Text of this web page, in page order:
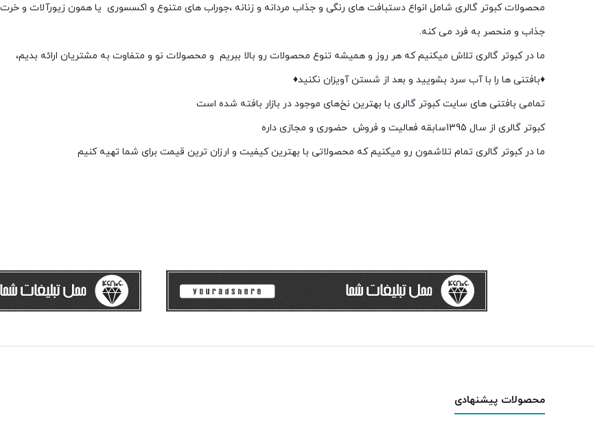
محصولات کبوتر گالری شامل انواع دستبافت های رنگی و جذاب مردانه و زنانه ،جوراب های متنوع و اکسسوری یا همون زیورآلات و
جذاب و منحصر به فرد می کنه.
ما در کبوتر گالری تلاش میکنیم که هر روز و همیشه تنوع محصولات رو بالا ببریم و محصولات نو و متفاوت به مشتریان ارائه بدیم،
♦️بافتنی ها را با آب سرد بشویید و بعد از شستن آویزان نکنید♦️
تمامی بافتنی های سایت کبوتر گالری با بهترین نخ‌های موجود در بازار بافته شده است
کبوتر گالری از سال 1395سابقه فعالیت و فروش حضوری و مجازی داره
ما در کبوتر گالری تمام تلاشمون رو میکنیم که محصولاتی با بهترین کیفیت و ارزان ترین قیمت برای شما تهیه کنیم
محصولات پیشنهادی